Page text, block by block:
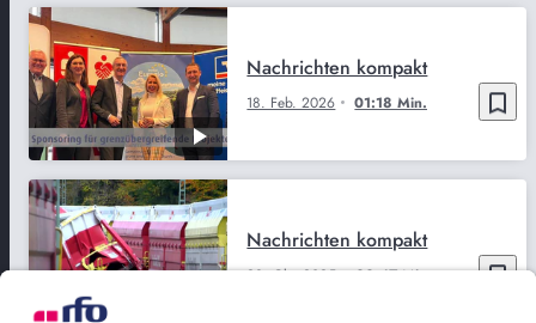
bookmark_border
18. Feb. 2026 01:18 Min.
Nachrichten kompakt
bookmark_border
23. Okt. 2025 00:47 Min.
Nachrichten kompakt